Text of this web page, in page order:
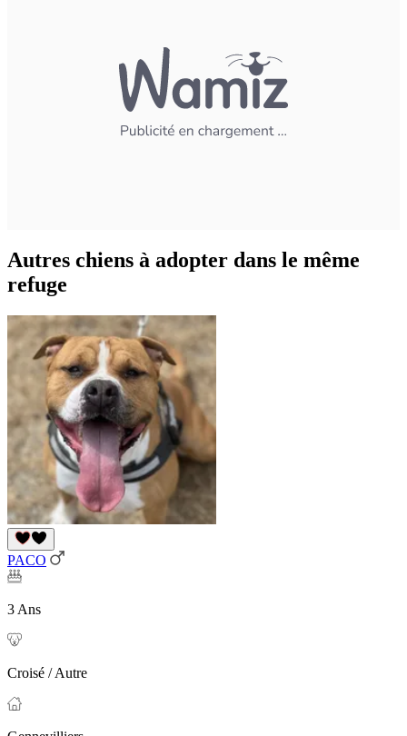
Autres chiens à adopter dans le même
refuge
PACO
3 Ans
Croisé / Autre